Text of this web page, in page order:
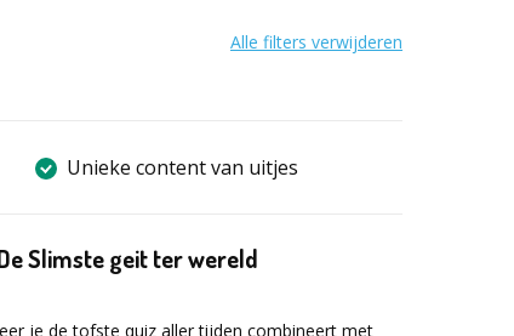
Alle filters verwijderen
Unieke content van uitjes
Slimste geit ter wereld
je de tofste quiz aller tijden combineert met